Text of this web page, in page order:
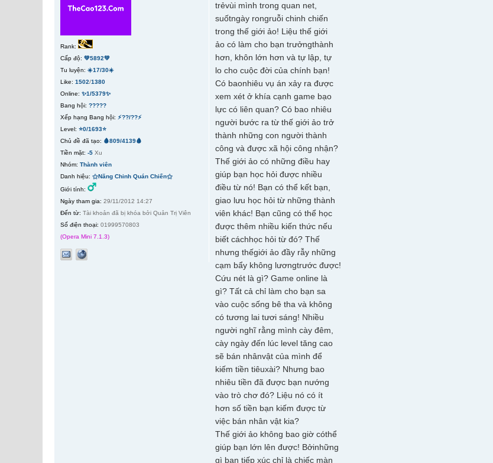
trẻvùi mình trong quan net,
suốtngày rongruỗi chinh chiến
trong thế giới ảo! Liệu thế giới
ảo có làm cho bạn trưởngthành
hơn, khôn lớn hơn và tự lập, tự
lo cho cuộc đời của chính bạn!
Có baonhiêu vụ án xảy ra được
xem xét ở khía cạnh game bạo
lực có liên quan? Có bao nhiêu
người bước ra từ thế giới ảo trở
thành những con người thành
công và được xã hội công nhận?
Thế giới ảo có những điều hay
giúp bạn học hỏi được nhiều
điều từ nó! Bạn có thể kết bạn,
giao lưu học hỏi từ những thành
viên khác! Bạn cũng có thể học
được thêm nhiều kiến thức nếu
biết cáchhọc hỏi từ đó? Thế
nhưng thếgiới ảo đầy rẫy những
cạm bẩy không lươngtrước được!
Cứu nét là gì? Game online là
gì? Tất cả chỉ làm cho bạn sa
vào cuộc sống bê tha và không
có tương lai tươi sáng! Nhiều
người nghĩ rằng mình cày đêm,
cày ngày đến lúc level tăng cao
sẽ bán nhânvật của mình để
kiếm tiền tiêuxài? Nhưng bao
nhiêu tiền đã được bạn nướng
vào trò chơ đó? Liệu nó có ít
hơn số tiền bạn kiếm được từ
việc bán nhân vật kia?
Thế giới ảo không bao giờ cóthể
giúp bạn lớn lên được! Bởinhững
gì bạn tiếp xúc chỉ là chiếc màn
Rank:
Cấp độ: 💚5892💚
Tu luyện: ☀️17/30☀️
Like: 1502/1380
Online: ✨1/5379✨
Bang hội: ?????
Xếp hạng Bang hội: ⚡??/??⚡
Level: ⭐0/1693⭐
Chủ đề đã tạo: 🩸809/4139🩸
Tiền mặt: -5 Xu
Nhóm: Thành viên
Danh hiệu: ⚝Năng Chinh Quán Chiến⚝
Giới tính:
Ngày tham gia: 29/11/2012 14:27
Đến từ: Tài khoản đã bị khóa bởi Quản Trị Viên
Số điện thoại: 01999570803
(Opera Mini 7.1.3)